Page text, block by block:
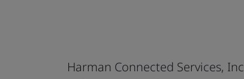
Harman Connected Services, Inc